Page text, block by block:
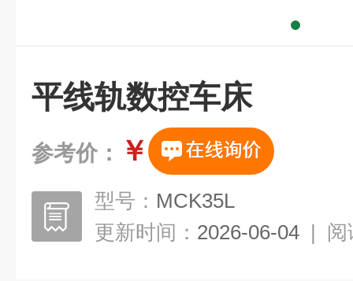
平线轨数控车床
参考价： ￥
型号： MCK35L
更新时间： 2026-06-04 | 阅